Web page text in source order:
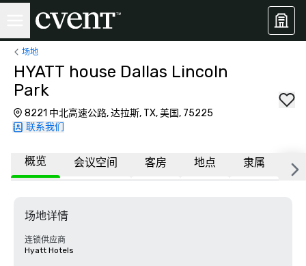
场地
HYATT house Dallas Lincoln
Park
8221 中北高速公路, 达拉斯, TX, 美国, 75225
联系我们
概览 会议空间 客房 地点 隶属 更
场地详情
连锁供应商
Hyatt Hotels